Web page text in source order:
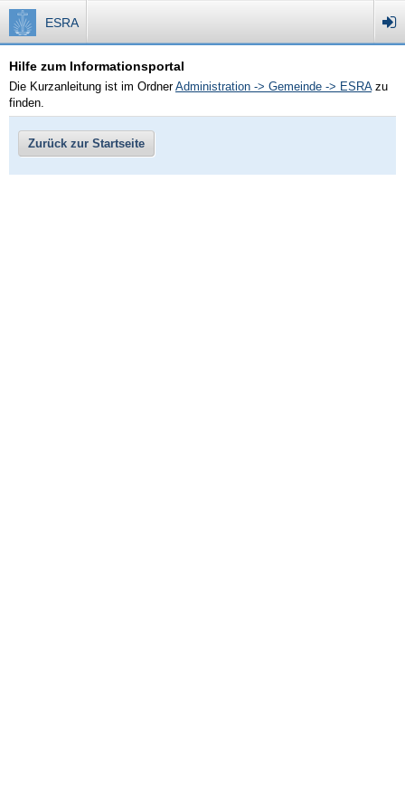
ESRA
Hilfe zum Informationsportal
Die Kurzanleitung ist im OrdnerAdministration -> Gemeinde -> ESRAzu
finden.
Zurück zur Startseite